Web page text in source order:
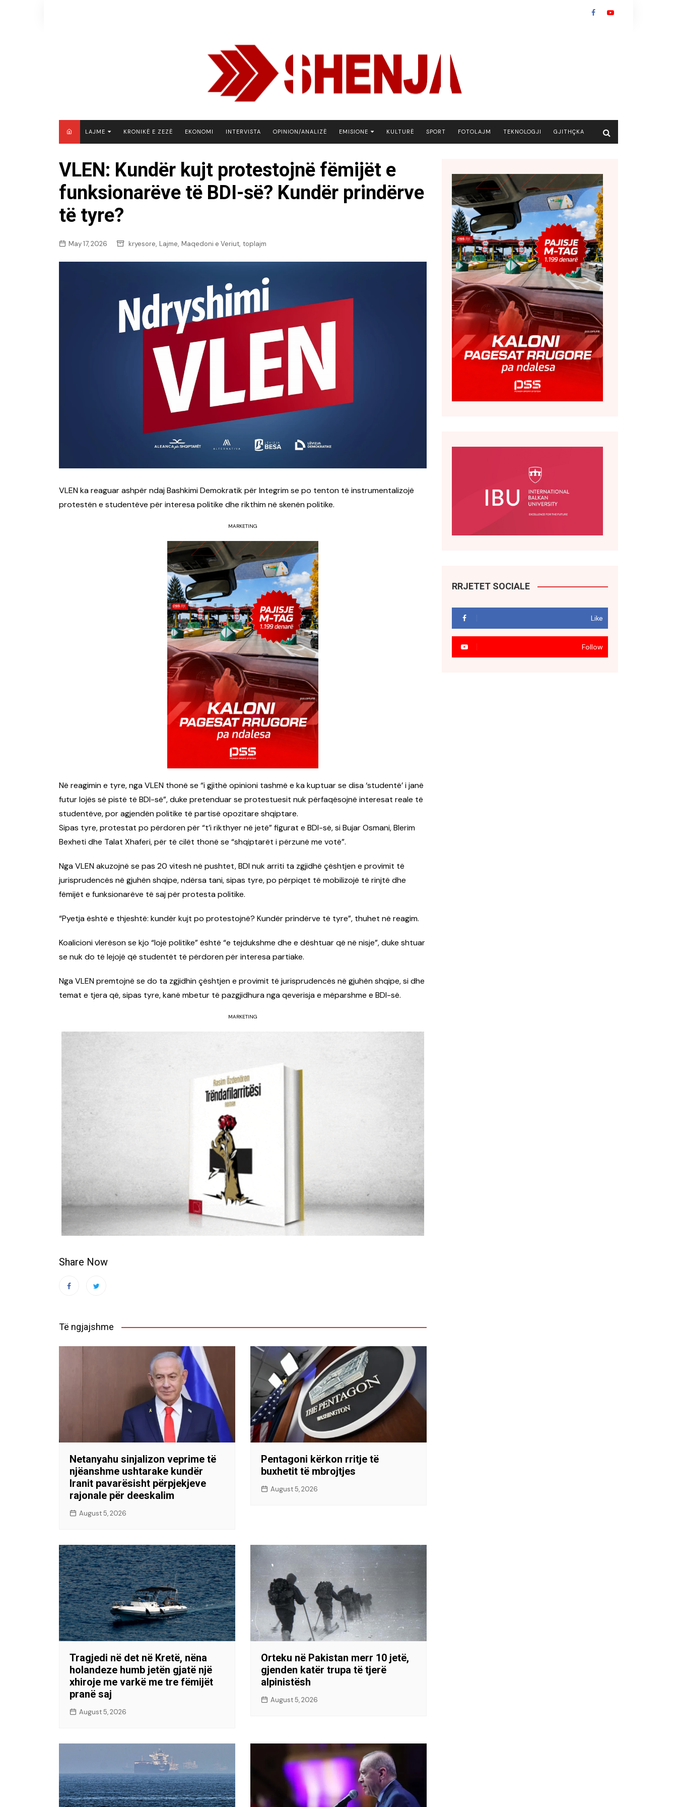
LAJME
KOSOVË
SHQIPËRI
BOTË
KRONIKË E ZEZË EKONOMI INTERVISTA OPINION/ANALIZË EMISIONE
BOTA NE FOKUS
EKONOMIKS
EMISION DEBATIV
KU E KISHIM FJALEN
RETRO JAVORE
KULTURË SPORT FOTOLAJM TEKNOLOGJI GJITHÇKA
VLEN: Kundër kujt protestojnë fëmijët e
funksionarëve të BDI-së? Kundër prindërve
të tyre?
May 17, 2026 kryesore, Lajme, Maqedoni e Veriut, toplajm
VLEN ka reaguar ashpër ndaj Bashkimi Demokratik për Integrim se po tenton të instrumentalizojë
protestën e studentëve për interesa politike dhe rikthim në skenën politike.
MARKETING
Në reagimin e tyre, nga VLEN thonë se “i gjithë opinioni tashmë e ka kuptuar se disa ‘studentë’ i janë
futur lojës së pistë të BDI-së”, duke pretenduar se protestuesit nuk përfaqësojnë interesat reale të
studentëve, por agjendën politike të partisë opozitare shqiptare.
Sipas tyre, protestat po përdoren për “t’i rikthyer në jetë” figurat e BDI-së, si Bujar Osmani, Blerim
Bexheti dhe Talat Xhaferi, për të cilët thonë se “shqiptarët i përzunë me votë”.
Nga VLEN akuzojnë se pas 20 vitesh në pushtet, BDI nuk arriti ta zgjidhë çështjen e provimit të
jurisprudencës në gjuhën shqipe, ndërsa tani, sipas tyre, po përpiqet të mobilizojë të rinjtë dhe
fëmijët e funksionarëve të saj për protesta politike.
“Pyetja është e thjeshtë: kundër kujt po protestojnë? Kundër prindërve të tyre”, thuhet në reagim.
Koalicioni vlerëson se kjo “lojë politike” është “e tejdukshme dhe e dështuar që në nisje”, duke shtuar
se nuk do të lejojë që studentët të përdoren për interesa partiake.
Nga VLEN premtojnë se do ta zgjidhin çështjen e provimit të jurisprudencës në gjuhën shqipe, si dhe
temat e tjera që, sipas tyre, kanë mbetur të pazgjidhura nga qeverisja e mëparshme e BDI-së.
MARKETING
Share Now
Të ngjajshme
Netanyahu sinjalizon veprime të
njëanshme ushtarake kundër
Iranit pavarësisht përpjekjeve
rajonale për deeskalim
August 5, 2026
Pentagoni kërkon rritje të
buxhetit të mbrojtjes
August 5, 2026
Tragjedi në det në Kretë, nëna
holandeze humb jetën gjatë një
xhiroje me varkë me tre fëmijët
pranë saj
August 5, 2026
Orteku në Pakistan merr 10 jetë,
gjenden katër trupa të tjerë
alpinistësh
August 5, 2026
RRJETET SOCIALE
Like
Follow